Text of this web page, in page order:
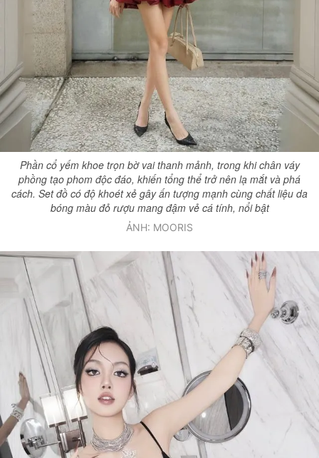
Phần cổ yếm khoe trọn bờ vai thanh mảnh, trong khi chân váy
phồng tạo phom độc đáo, khiến tổng thể trở nên lạ mắt và phá
cách. Set đồ có độ khoét xẻ gây ấn tượng mạnh cùng chất liệu da
bóng màu đỏ rượu mang đậm vẻ cá tính, nổi bật
ẢNH: MOORIS